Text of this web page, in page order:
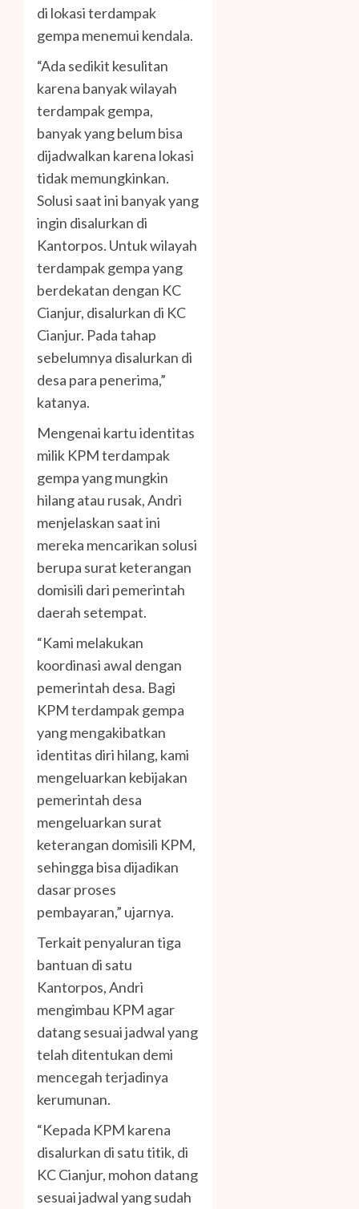
di lokasi terdampak
gempa menemui kendala.
“Ada sedikit kesulitan
karena banyak wilayah
terdampak gempa,
banyak yang belum bisa
dijadwalkan karena lokasi
tidak memungkinkan.
Solusi saat ini banyak yang
ingin disalurkan di
Kantorpos. Untuk wilayah
terdampak gempa yang
berdekatan dengan KC
Cianjur, disalurkan di KC
Cianjur. Pada tahap
sebelumnya disalurkan di
desa para penerima,”
katanya.
Mengenai kartu identitas
milik KPM terdampak
gempa yang mungkin
hilang atau rusak, Andri
menjelaskan saat ini
mereka mencarikan solusi
berupa surat keterangan
domisili dari pemerintah
daerah setempat.
“Kami melakukan
koordinasi awal dengan
pemerintah desa. Bagi
KPM terdampak gempa
yang mengakibatkan
identitas diri hilang, kami
mengeluarkan kebijakan
pemerintah desa
mengeluarkan surat
keterangan domisili KPM,
sehingga bisa dijadikan
dasar proses
pembayaran,” ujarnya.
Terkait penyaluran tiga
bantuan di satu
Kantorpos, Andri
mengimbau KPM agar
datang sesuai jadwal yang
telah ditentukan demi
mencegah terjadinya
kerumunan.
“Kepada KPM karena
disalurkan di satu titik, di
KC Cianjur, mohon datang
sesuai jadwal yang sudah